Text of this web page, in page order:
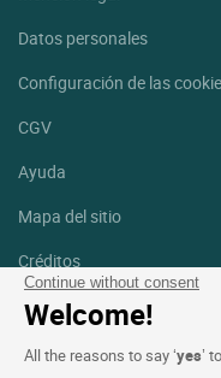
Continue without consent
Welcome!
All the reasons to say ‘yes’
Datos personales
Configuración de las
CGV
Ayuda
Mapa del sitio
Créditos
fotografías
Facebook